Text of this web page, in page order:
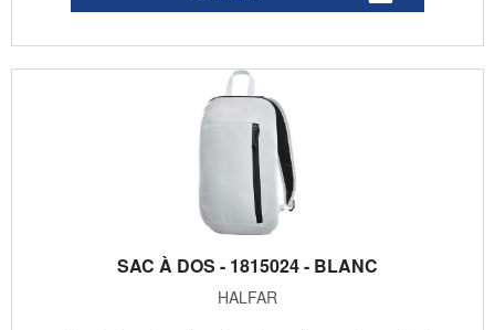
SAC À DOS - 1815024 - BLANC
HALFAR